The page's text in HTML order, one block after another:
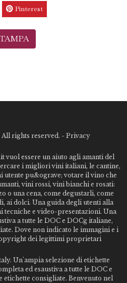
Pinterest
rights reserved. - Privacy
vuol essere un aiuto agli amanti del
i migliori vini italiani, le cantine,
utente pu&ograve; votare il vino che
vini rossi, vini bianchi e rosati:
o una cena, come degustarli, come
ai dolci. Una guida degli utenti alla
tecniche e video-presentazioni. Una
a tutte le DOC e DOCg italiane,
Dove non indicato le immagini e i
dei legittimi proprietari
Un'ampia selezione di etichette
ed esaustiva a tutte le DOC e
etichette consigliate. Benvenuto nel